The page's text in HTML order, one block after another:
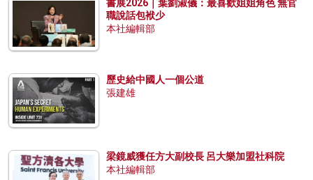
書展2026｜葉劉淑儀：最喜歡姐姐角色 無官
職說話包袱少
本社編輯部
歷史給中國人一個公道
張建雄
梁鏡威獲任方大副校長 呂大樂加盟社科院
本社編輯部